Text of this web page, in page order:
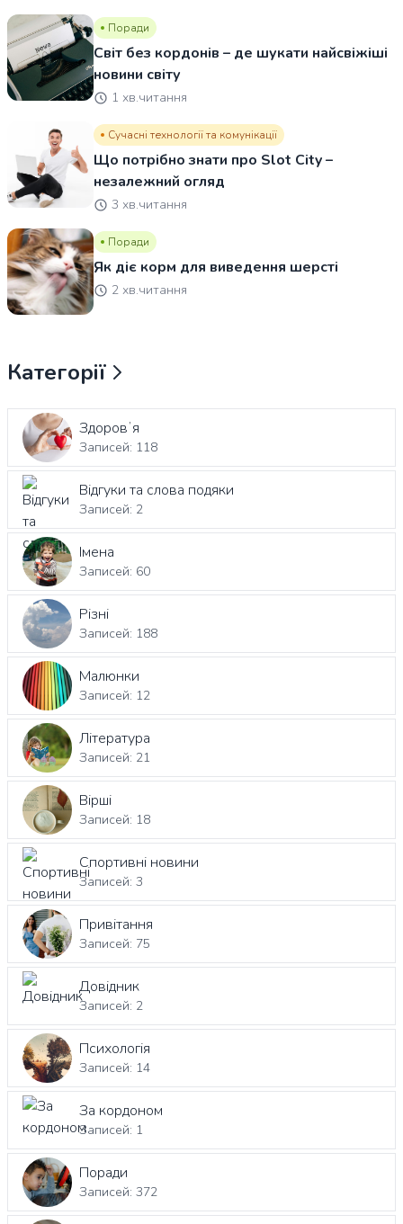
Поради
Світ без кордонів – де шукати найсвіжіші
новини світу
1 хв.читання
Сучасні технології та комунікації
Що потрібно знати про Slot City –
незалежний огляд
3 хв.читання
Поради
Як діє корм для виведення шерсті
2 хв.читання
Категорії
Здоровʼя
Записей: 118
Відгуки та слова подяки
Записей: 2
Імена
Записей: 60
Різні
Записей: 188
Малюнки
Записей: 12
Література
Записей: 21
Вірші
Записей: 18
Спортивні новини
Записей: 3
Привітання
Записей: 75
Довідник
Записей: 2
Психологія
Записей: 14
За кордоном
Записей: 1
Поради
Записей: 372